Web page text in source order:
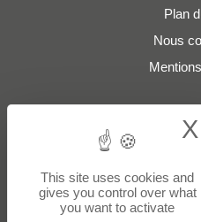
Plan
Nous
Adresses-
Liste des adresses e-
Liste des adresses e-mails
-Création ou refonte du
Sites partenaires:
This site uses cookies and
gives you control over what
you want to activate
X